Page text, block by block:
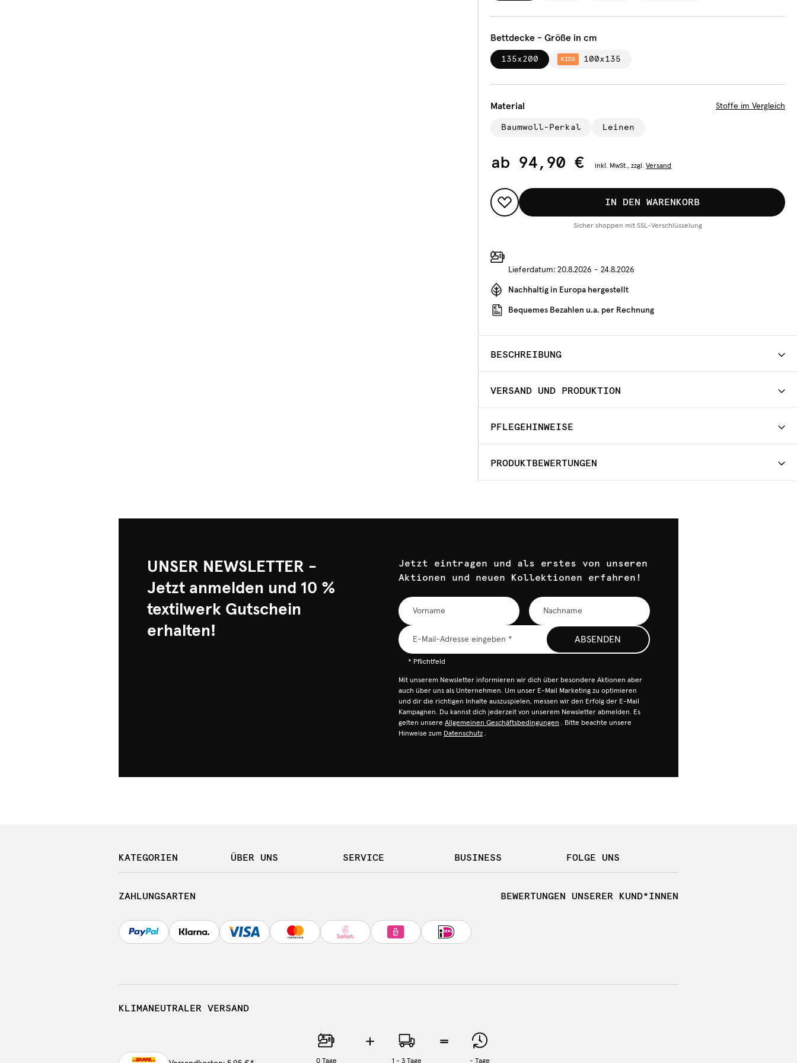
Bettdecke - Größe in cm
135x200 KIDS 100x135
Material Stoffe im Vergleich
Baumwoll-Perkal Leinen
ab 94,90 € inkl. MwSt., zzgl. Versand
IN DEN WARENKORB
Sicher shoppen mit SSL-Verschlüsselung
Lieferdatum: 20.8.2026 - 24.8.2026
Nachhaltig in Europa hergestellt
Bequemes Bezahlen u.a. per Rechnung
BESCHREIBUNG
VERSAND UND PRODUKTION
PFLEGEHINWEISE
PRODUKTBEWERTUNGEN
UNSER NEWSLETTER -
Jetzt anmelden und 10 %
textilwerk Gutschein
erhalten!
Jetzt eintragen und als erstes von unseren
Aktionen und neuen Kollektionen erfahren!
ABSENDEN
* Pflichtfeld
Mit unserem Newsletter informieren wir dich über besondere Aktionen aber
auch über uns als Unternehmen. Um unser E-Mail Marketing zu optimieren
und dir die richtigen Inhalte auszuspielen, messen wir den Erfolg der E-Mail
Kampagnen. Du kannst dich jederzeit von unserem Newsletter abmelden. Es
gelten unsere Allgemeinen Geschäftsbedingungen . Bitte beachte unsere
Hinweise zum Datenschutz .
KATEGORIEN ÜBER UNS SERVICE BUSINESS FOLGE UNS
ZAHLUNGSARTEN BEWERTUNGEN UNSERER KUND*INNEN
KLIMANEUTRALER VERSAND
0Tage 1 - 3 Tage - Tage